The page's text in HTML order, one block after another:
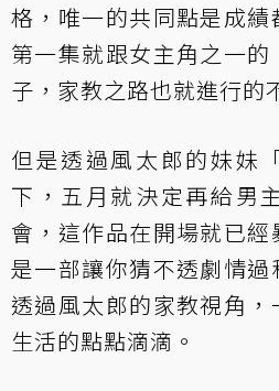
格，唯一的共同點是成
第一集就跟女主角之一
子，家教之路也就進行的
但是透過風太郎的妹妹
下，五月就決定再給男
會，這作品在開場就已
是一部讓你猜不透劇情
透過風太郎的家教視角
生活的點點滴滴。